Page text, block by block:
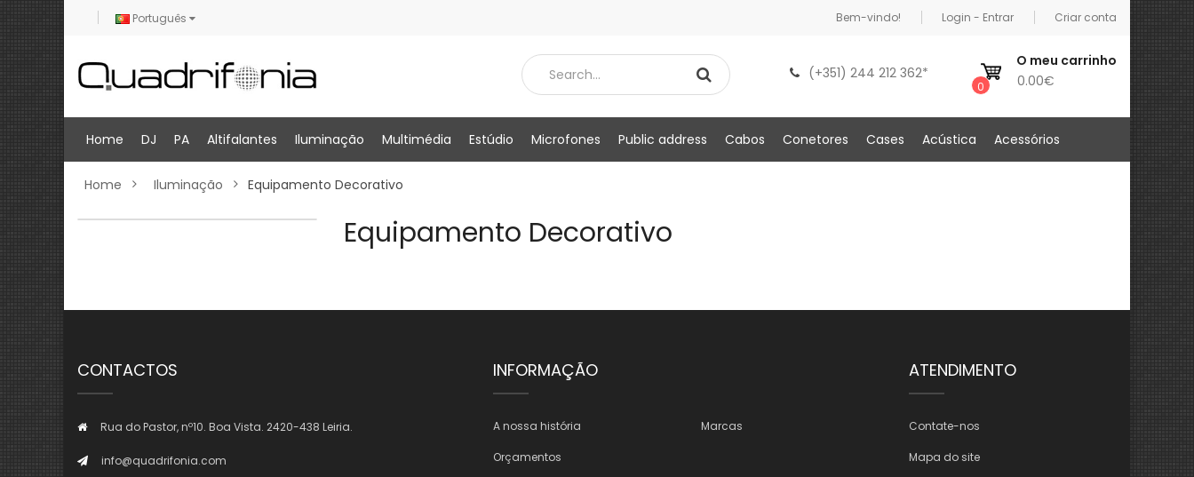
Português Bem-vindo! Login - Entrar Criar conta
(+351) 244 212 362*
0 0.00€
O meu carrinho
Home DJ PA Altifalantes Iluminação Multimédia Estúdio Microfones Public address Cabos Conetores Cases Acústica Acessórios
Home Iluminação Equipamento Decorativo
Equipamento Decorativo
CONTACTOS
Rua do Pastor, nº10. Boa Vista. 2420-438 Leiria.
info@quadrifonia.com
INFORMAÇÃO
A nossa história
Orçamentos
Marcas
ATENDIMENTO
Contate-nos
Mapa do site